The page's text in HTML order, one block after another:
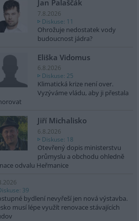
Jan Palaščák
7.8.2026
Diskuse: 11
Ohrožuje nedostatek vody
budoucnost jádra?
Eliška Vidomus
6.8.2026
Diskuse: 25
Klimatická krize není over.
Vyzýváme vládu, aby ji přestala
Jiří Michalisko
6.8.2026
Diskuse: 18
Otevřený dopis ministerstvu
průmyslu a obchodu ohledně
odvalu Heřmanice
39
bydlení nevyřeší jen nová výstavba.
musí lépe využít renovace stávajících